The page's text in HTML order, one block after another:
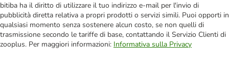
bitiba ha il diritto di utilizzare il tuo indirizzo e-mail per l'invio di
pubblicità diretta relativa a propri prodotti o servizi simili. Puoi opporti in
qualsiasi momento senza sostenere alcun costo, se non quelli di
trasmissione secondo le tariffe di base, contattando il Servizio Clienti di
zooplus. Per maggiori informazioni: Informativa sulla Privacy